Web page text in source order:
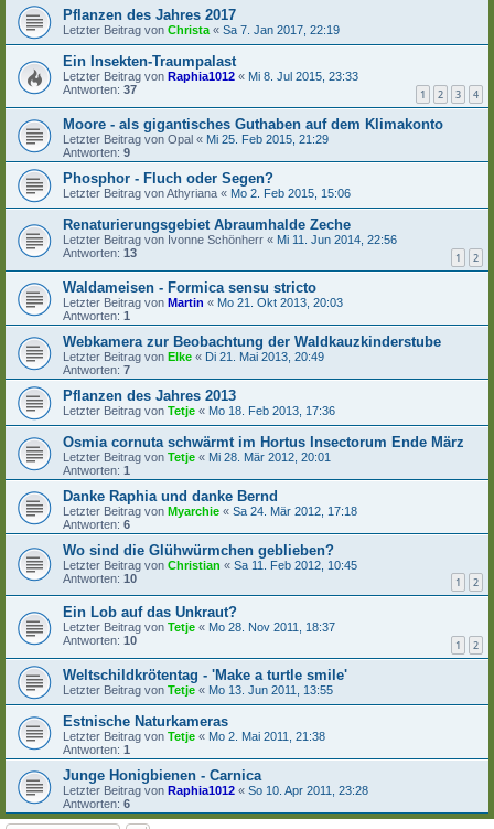
Pflanzen des Jahres 2017
Letzter Beitrag von Christa « Sa 7. Jan 2017, 22:19
Ein Insekten-Traumpalast
Letzter Beitrag von Raphia1012 « Mi 8. Jul 2015, 23:33
Antworten: 37 1 2 3 4
Moore - als gigantisches Guthaben auf dem Klimakonto
Letzter Beitrag von Opal « Mi 25. Feb 2015, 21:29
Antworten: 9
Phosphor - Fluch oder Segen?
Letzter Beitrag vonAthyriana « Mo 2. Feb 2015, 15:06
Renaturierungsgebiet Abraumhalde Zeche
Letzter Beitrag von Ivonne Schönherr « Mi 11. Jun 2014, 22:56
Antworten: 13 1 2
Waldameisen - Formica sensu stricto
Letzter Beitrag von Martin « Mo 21. Okt 2013, 20:03
Antworten: 1
Webkamera zur Beobachtung der Waldkauzkinderstube
Letzter Beitrag von Elke « Di 21. Mai 2013, 20:49
Antworten: 7
Pflanzen des Jahres 2013
Letzter Beitrag von Tetje « Mo 18. Feb 2013, 17:36
Osmia cornuta schwärmt im Hortus Insectorum Ende März
Letzter Beitrag von Tetje « Mi 28. Mär 2012, 20:01
Antworten: 1
Danke Raphia und danke Bernd
Letzter Beitrag von Myarchie « Sa 24. Mär 2012, 17:18
Antworten: 6
Wo sind die Glühwürmchen geblieben?
Letzter Beitrag von Christian « Sa 11. Feb 2012, 10:45
Antworten: 10 1 2
Ein Lob auf das Unkraut?
Letzter Beitrag von Tetje « Mo 28. Nov 2011, 18:37
Antworten: 10 1 2
Weltschildkrötentag - 'Make a turtle smile'
Letzter Beitrag von Tetje « Mo 13. Jun 2011, 13:55
Estnische Naturkameras
Letzter Beitrag von Tetje « Mo 2. Mai 2011, 21:38
Antworten: 1
Junge Honigbienen - Carnica
Letzter Beitrag von Raphia1012 « So 10. Apr 2011, 23:28
Antworten: 6